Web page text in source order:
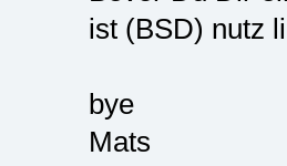
ist (BSD) nutz
bye
Mats